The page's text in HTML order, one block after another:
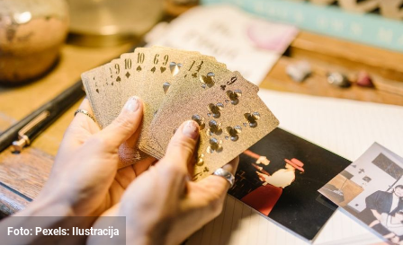
Foto: Pexels: Ilustracija